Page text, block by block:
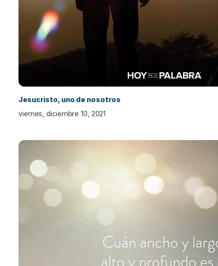
Jesucristo, uno de nosotros
viernes, diciembre 10, 2021